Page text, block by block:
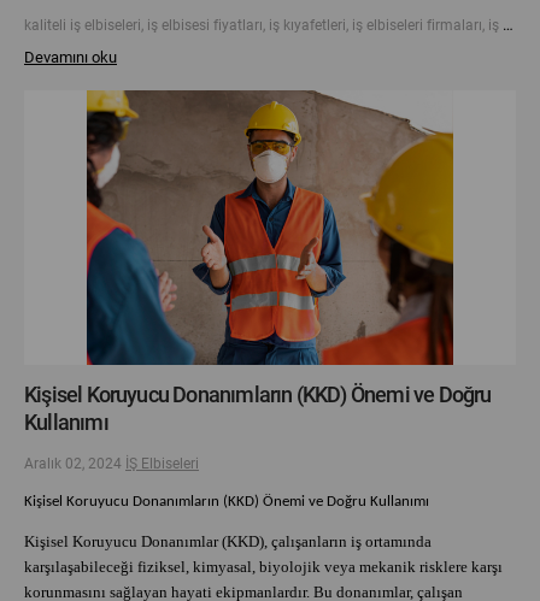
kaliteli iş elbiseleri, iş elbisesi fiyatları, iş kıyafetleri, iş elbiseleri firmaları, iş güvenliği kıyafetleri, iş elbisesi modelleri, uygun fiyatlı iş elbiseleri, dayanıklı iş kıyafetleri, iş elbiseleri satın al, profesyonel iş kıyafetleri
Devamını oku
Kişisel Koruyucu Donanımların (KKD) Önemi ve Doğru
Kullanımı
Aralık 02, 2024 İŞ Elbiseleri
Kişisel Koruyucu Donanımların (KKD) Önemi ve Doğru Kullanımı
Kişisel Koruyucu Donanımlar (KKD), çalışanların iş ortamında
karşılaşabileceği fiziksel, kimyasal, biyolojik veya mekanik risklere karşı
korunmasını sağlayan hayati ekipmanlardır. Bu donanımlar, çalışan